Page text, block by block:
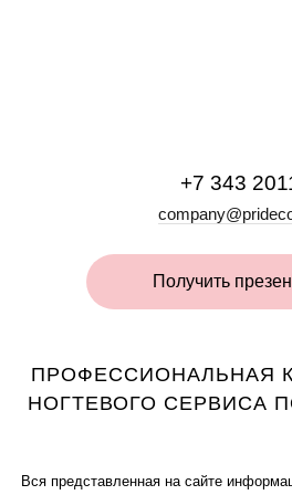
+7 343
Получить
ПРОФЕССИОНАЛЬНАЯ
НОГТЕВОГО СЕРВИСА
Вся представленная на сайте